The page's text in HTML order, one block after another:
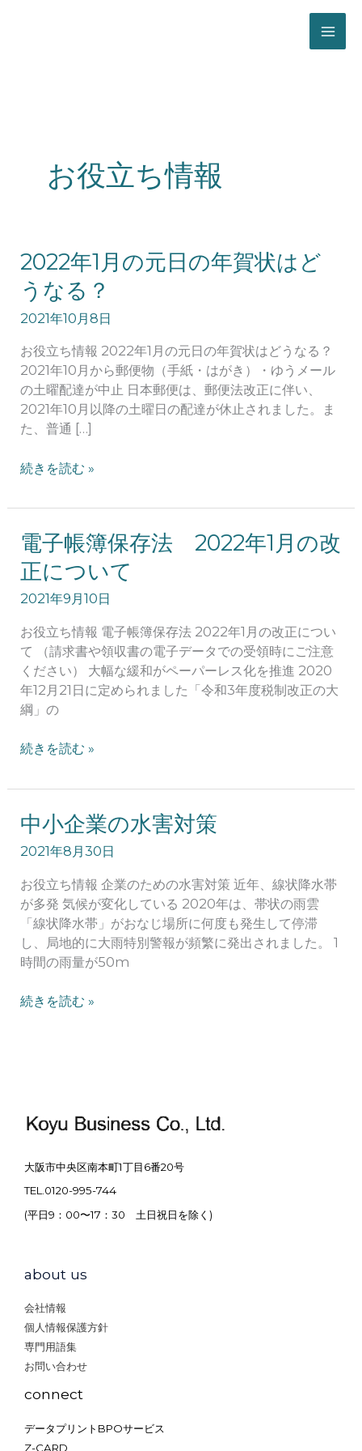
お役立ち情報
2022年1月の元日の年賀状はど
うなる？
2021年10月8日
お役立ち情報 2022年1月の元日の年賀状はどうなる？
2021年10月から郵便物（手紙・はがき）・ゆうメール
の土曜配達が中止 日本郵便は、郵便法改正に伴い、
2021年10月以降の土曜日の配達が休止されました。ま
た、普通 […]
2022
1
月
元
日
の
年
賀
は
う
な
る？
続きを読む »
電子帳簿保存法 2022年1月の改
正について
2021年9月10日
お役立ち情報 電子帳簿保存法 2022年1月の改正につい
て （請求書や領収書の電子データでの受領時にご注意
ください） 大幅な緩和がペーパーレス化を推進 2020
年12月21日に定められました「令和3年度税制改正の大
綱」の
電
子
帳
簿
存
法
2022
年
1
の
正
に
つ
い
続きを読む »
中小企業の水害対策
2021年8月30日
お役立ち情報 企業のための水害対策 近年、線状降水帯
が多発 気候が変化している 2020年は、帯状の雨雲
「線状降水帯」がおなじ場所に何度も発生して停滞
し、局地的に大雨特別警報が頻繁に発出されました。 1
時間の雨量が50m
中
小
企
業
の
水
害
対
策
続きを読む »
大阪市中央区南本町1丁目6番20号
TEL.0120-995-744
(平日9：00〜17：30 土日祝日を除く)
about us
会社情報
個人情報保護方針
専門用語集
お問い合わせ
connect
データプリントBPOサービス
Z-CARD